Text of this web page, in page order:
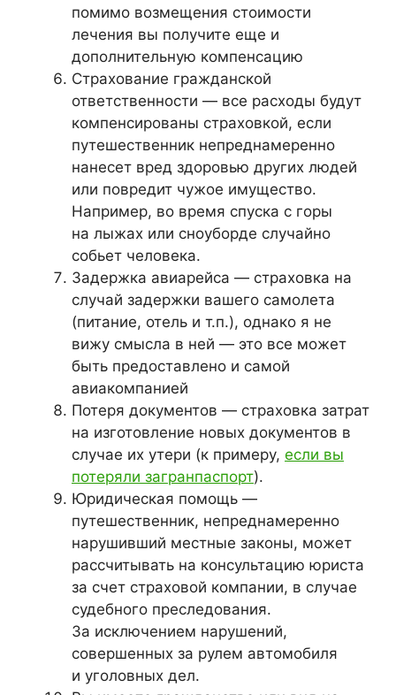
помимо возмещения стоимости
лечения вы получите еще и
дополнительную компенсацию
Страхование гражданской
ответственности — все расходы будут
компенсированы страховкой, если
путешественник непреднамеренно
нанесет вред здоровью других людей
или повредит чужое имущество.
Например, во время спуска с горы
на лыжах или сноуборде случайно
собьет человека.
Задержка авиарейса — страховка на
случай задержки вашего самолета
(питание, отель и т.п.), однако я не
вижу смысла в ней — это все может
быть предоставлено и самой
авиакомпанией
Потеря документов — страховка затрат
на изготовление новых документов в
случае их утери (к примеру, если вы
потеряли загранпаспорт).
Юридическая помощь —
путешественник, непреднамеренно
нарушивший местные законы, может
рассчитывать на консультацию юриста
за счет страховой компании, в случае
судебного преследования.
За исключением нарушений,
совершенных за рулем автомобиля
и уголовных дел.